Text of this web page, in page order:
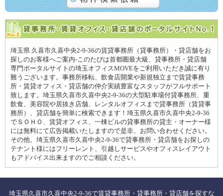
埼玉県 久喜市久喜中央2-9-36の賃貸事務所（貸事務所）・貸店舗をお
探しのお客様へご案内-このたびは首都圏最大級、貸事務所・貸店舗
専門ポータルサイトの埼玉オフィスMOVEをご利用いただき誠に有り
難うございます。事務所移転、飲食店開業や新規独立まで賃貸事務
所・賃貸オフィス・貸店舗の仲介実績豊富なスタッフがフルサポート
致します。埼玉県久喜市久喜中央2-9-36の大型駐車場付貸事務所、重
飲食、美容院や居抜き店舗、レンタルオフィスまで貸事務所（賃貸事
務所）、貸店舗を簡単に検索できます！埼玉県久喜市久喜中央2-9-36
でＳＯＨＯ、賃貸オフィス、一棟ビルの貸事務所の貸主・オーナー様
には無料にて広告掲載いたしますので是非、お問い合わせください。
その他、埼玉県久喜市久喜中央2-9-36で貸事務所・貸店舗をお探しの
テナント様にはフリーレント、引越しサービスやオフィスレイアウト
もアドバイス出来ますのでご相談ください。
埼玉県久喜市久喜中央2-9-36で賃貸事務所・貸事務所・貸店舗を探すな